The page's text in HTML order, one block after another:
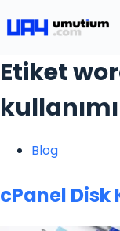
Etiket
kullanımı
Blog
cPanel Disk